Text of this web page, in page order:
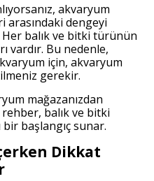
akvaryum
arasındaki dengeyi
balık ve bitki türünün
vardır. Bu nedenle,
için, akvaryum
gerekir.
mağazanızdan
balık ve bitki
başlangıç sunar.
Dikkat